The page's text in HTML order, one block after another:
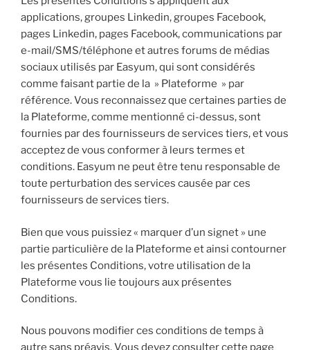
applications, groupes Linkedin, groupes Facebook,
pages Linkedin, pages Facebook, communications par
e-mail/SMS/téléphone et autres forums de médias
sociaux utilisés par Easyum, qui sont considérés
comme faisant partie de la » Plateforme » par
référence. Vous reconnaissez que certaines parties de
la Plateforme, comme mentionné ci-dessus, sont
fournies par des fournisseurs de services tiers, et vous
acceptez de vous conformer à leurs termes et
conditions. Easyum ne peut être tenu responsable de
toute perturbation des services causée par ces
fournisseurs de services tiers.
Bien que vous puissiez « marquer d’un signet » une
partie particulière de la Plateforme et ainsi contourner
les présentes Conditions, votre utilisation de la
Plateforme vous lie toujours aux présentes
Conditions.
Nous pouvons modifier ces conditions de temps à